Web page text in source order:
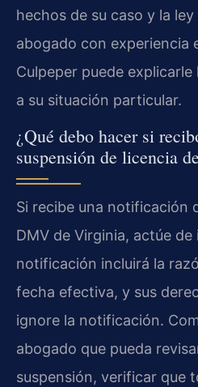
hechos de su caso y la ley
abogado con experiencia
Culpeper puede
a su situación particular.
¿Qué debo hacer si
suspensión de licencia
Si recibe una notificación
DMV de Virginia, actúe de
notificación incluirá la
fecha efectiva, y sus
ignore la notificación.
abogado que pueda
suspensión, verificar que